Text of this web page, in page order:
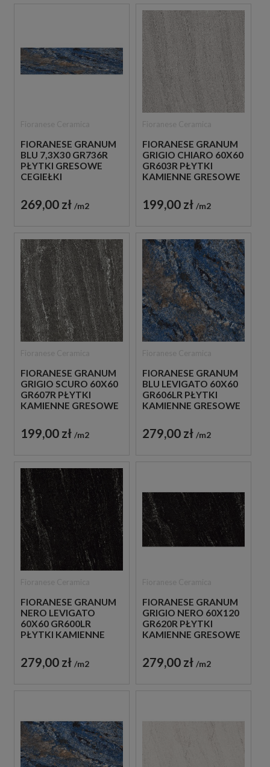
FIORANESE GRANUM
BLU 7,3X30 GR736R
PŁYTKI GRESOWE
CEGIEŁKI
269,00 zł m2
FIORANESE GRANUM
GRIGIO CHIARO 60X60
GR603R PŁYTKI
KAMIENNE GRESOWE
199,00 zł m2
FIORANESE GRANUM
GRIGIO SCURO 60X60
GR607R PŁYTKI
KAMIENNE GRESOWE
199,00 zł m2
FIORANESE GRANUM
BLU LEVIGATO 60X60
GR606LR PŁYTKI
KAMIENNE GRESOWE
279,00 zł m2
FIORANESE GRANUM
NERO LEVIGATO
60X60 GR600LR
PŁYTKI KAMIENNE
279,00 zł m2
FIORANESE GRANUM
GRIGIO NERO 60X120
GR620R PŁYTKI
KAMIENNE GRESOWE
279,00 zł m2